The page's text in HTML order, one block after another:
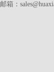
邮箱：